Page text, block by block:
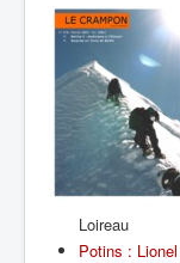
Loireau
Potins :